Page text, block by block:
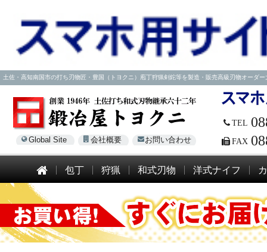
土佐・高知南国市の打ち刃物匠・豊国（トヨクニ）庖丁狩猟剣鉈等を製造・販売高級刃物オーダ
Global Site 会社概要 お問い合わせ
TEL
FAX
包丁 狩猟 和式刃物 洋式ナイフ